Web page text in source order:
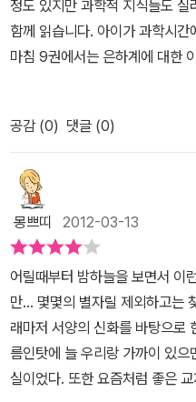
정도 있지만 과학적 지식들도
함께 읽습니다. 아이가 과학시
마침 9권에서는 은하계에 대한
한 별은 자기 안에 있는 원소를
합에 쓸 원료가 떨아지면 별의
대부분 큰 폭발로 일생을 마치
확인 할 수 있습니다. 우리 은하
고 합니다. 아이는 안드로메다
은하에 대해서는 많이 알고 있지
갈 수 있는 시간입니다. 우리가
앞으로 수십억년이 지나면 우리
다고 하니 미리 걱정하는것은
리 후손들이 걱정이 되긴 하나
과학이 발달하여 그런 일은 일
다. 책 마지막에는 개정 과학 교
공감 (0) 댓글 (0)
몽쁘띠 2012-03-13
어릴때부터 밤하늘을 보면서 이
만... 몇몇의 별자릴 제외하고는
래마저 서양의 신화를 바탕으로
름인탓에 늘 우리랑 가까이 있
실이었다. 또한 요즘처럼 좋은